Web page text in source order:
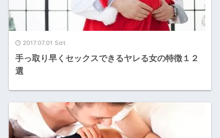
2017.07.01 Sat
手っ取り早くセックスできるヤレる女の特徴１２
選